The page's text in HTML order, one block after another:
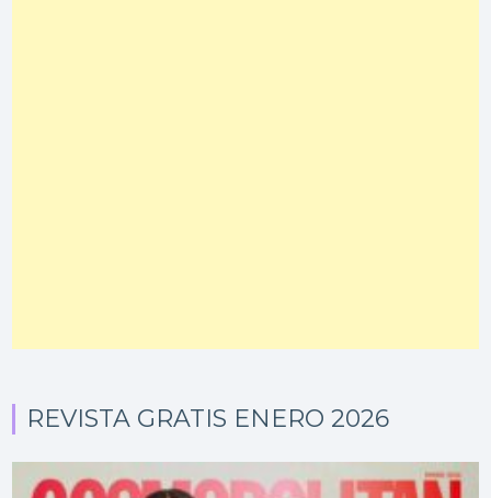
REVISTA GRATIS ENERO 2026